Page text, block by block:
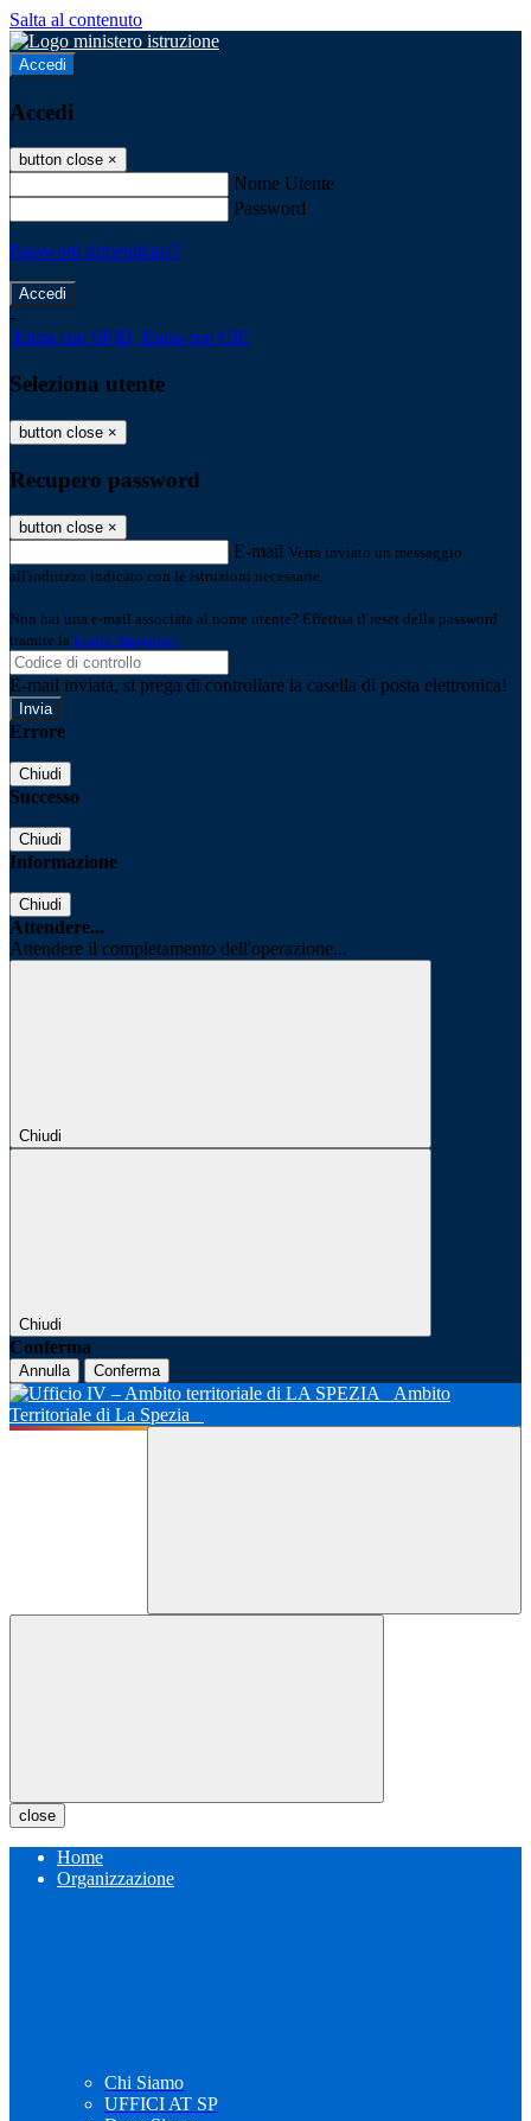
Salta al contenuto
Accedi
Accedi
button close ×
Nome Utente
Password
Password dimenticata?
-
Entra con SPID Entra con CIE
Seleziona utente
button close ×
Recupero password
button close ×
E-mail Verrà inviato un messaggio
all'indirizzo indicato con le istruzioni necessarie.
Non hai una e-mail associata al nome utente? Effettua il reset della password
tramite la Login Spaggiari
E-mail inviata, si prega di controllare la casella di posta elettronica!
Errore
Chiudi
Successo
Chiudi
Informazione
Chiudi
Attendere...
Attendere il completamento dell'operazione...
Chiudi
Chiudi
Conferma
Annulla Conferma
Ambito
Territoriale di La Spezia
close
Home
Organizzazione
Chi Siamo
UFFICI AT SP